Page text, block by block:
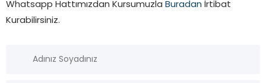
Whatsapp Hattımızdan Kursumuzla Buradan İrtibat
Kurabilirsiniz.